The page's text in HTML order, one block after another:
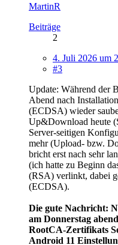
MartinR
Beiträge
2
4. Juli 2026 um
#3
Update: Während der
Abend nach
(ECDSA) wieder
Up&Download heute
Server-seitigen
mehr (Upload- bzw.
bricht erst nach sehr
(ich hatte zu Beginn
(RSA) verlinkt, dabei
(ECDSA).
Die gute Nachricht:
am Donnerstag
RootCA-Zertifikats
Android 11